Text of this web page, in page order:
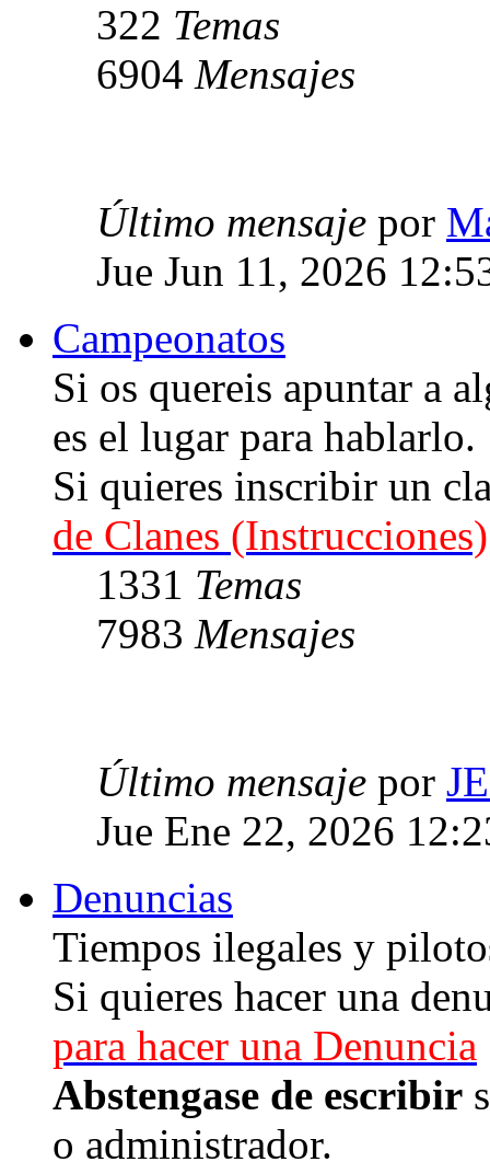
322 Temas
6904 Mensajes
Último mensaje por
Jue Jun 11, 2026
Campeonatos
Si os quereis apuntar a
es el lugar para hablarlo.
Si quieres inscribir un
de Clanes (Instrucciones)
1331 Temas
7983 Mensajes
Último mensaje por
Jue Ene 22, 2026
Denuncias
Tiempos ilegales y
Si quieres hacer una
para hacer una Denuncia
Abstengase de escribir
o administrador.